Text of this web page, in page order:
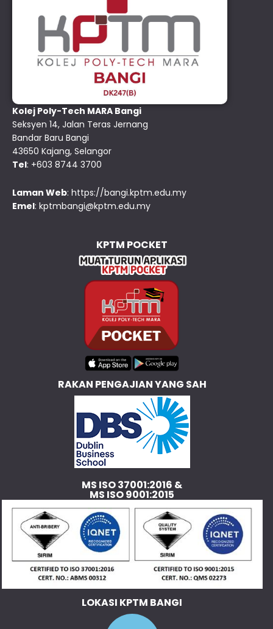
Kolej Poly-Tech MARA Bangi
Seksyen 14, Jalan Teras Jernang
Bandar Baru Bangi
43650 Kajang, Selangor
Tel: +603 8744 3700
Laman Web: https://bangi.kptm.edu.my
Emel: kptmbangi@kptm.edu.my
KPTM POCKET
RAKAN PENGAJIAN YANG SAH
MS ISO 37001:2016 &
MS ISO 9001:2015
LOKASI KPTM BANGI